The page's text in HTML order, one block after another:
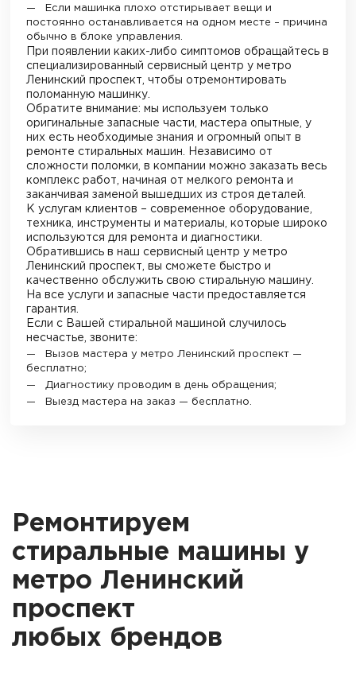
Если машинка плохо отстирывает вещи и
постоянно останавливается на одном месте – причина
обычно в блоке управления.
При появлении каких-либо симптомов обращайтесь в
специализированный сервисный центр у метро
Ленинский проспект
, чтобы отремонтировать
поломанную машинку.
Обратите внимание: мы используем только
оригинальные запасные части, мастера опытные, у
них есть необходимые знания и огромный опыт в
ремонте стиральных машин. Независимо от
сложности поломки, в компании можно заказать весь
комплекс работ, начиная от мелкого ремонта и
заканчивая заменой вышедших из строя деталей.
К услугам клиентов – современное оборудование,
техника, инструменты и материалы, которые широко
используются для ремонта и диагностики.
Обратившись в наш сервисный центр у метро
Ленинский проспект
, вы сможете быстро и
качественно обслужить свою стиральную машину.
На все услуги и запасные части предоставляется
гарантия.
Если с Вашей стиральной машиной случилось
несчастье, звоните:
Вызов мастера у метро Ленинский проспект —
бесплатно;
Диагностику проводим в день обращения;
Выезд мастера на заказ — бесплатно.
Ремонтируем
стиральные машины у
метро Ленинский
проспект
любых брендов